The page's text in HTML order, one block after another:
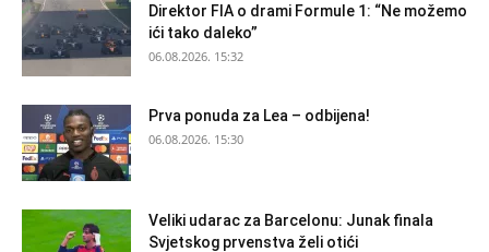
Direktor FIA o drami Formule 1: “Ne možemo
ići tako daleko”
06.08.2026. 15:32
Prva ponuda za Lea – odbijena!
06.08.2026. 15:30
Veliki udarac za Barcelonu: Junak finala
Svjetskog prvenstva želi otići